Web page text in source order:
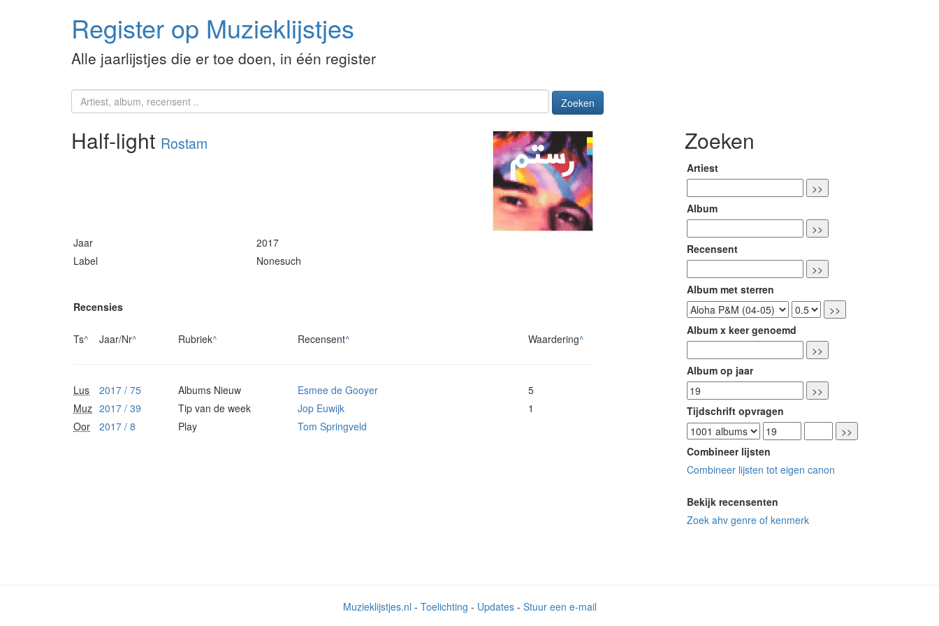
Register op Muzieklijstjes
Alle jaarlijstjes die er toe doen, in één register
Zoeken
Half-light Rostam
Jaar
2017
Label
Nonesuch
Recensies
Ts^ Jaar/Nr^ Rubriek^ Recensent^ Waardering^
Lus 2017 / 75 Albums Nieuw Esmee de Gooyer
5
Muz 2017 / 39 Tip van de week Jop Euwijk
1
Oor
2017 / 8 Play Tom Springveld
Zoeken
Artiest
Album
Recensent
Album met sterren
Album x keer genoemd
Album op jaar
Tijdschrift opvragen
Combineer lijsten
Combineer lijsten tot eigen canon
Bekijk recensenten
Zoek ahv genre of kenmerk
Muzieklijstjes.nl - Toelichting - Updates- Stuur een e-mail